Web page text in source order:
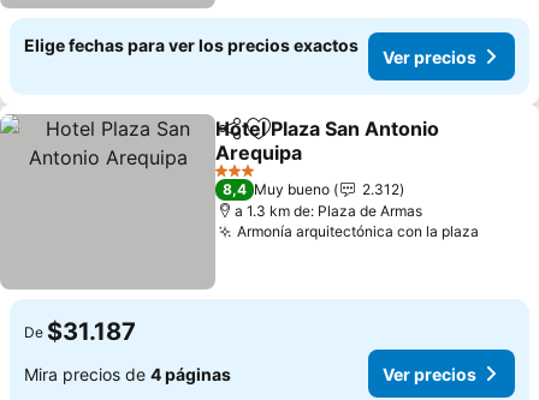
Elige fechas para ver los precios exactos
Ver precios
CompartirAgregar a favoritos
Hotel Plaza San Antonio
Arequipa
Ver precios
3 Estrellas
8,4 Muy bueno
2.312
a 1.3 km de: Plaza de Armas
Armonía arquitectónica con la plaza
De $31.187
Mira precios de 4 páginas Ver precios